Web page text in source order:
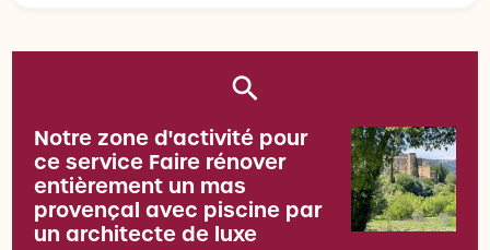
Notre zone d'activité pour
ce service Faire rénover
entièrement un mas
provençal avec piscine par
un architecte de luxe